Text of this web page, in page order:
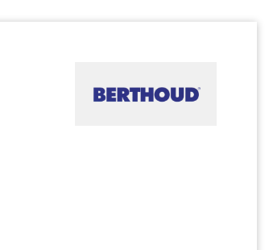
office@agro.by
Время работы
Пн-Пт: 8.00-17.00